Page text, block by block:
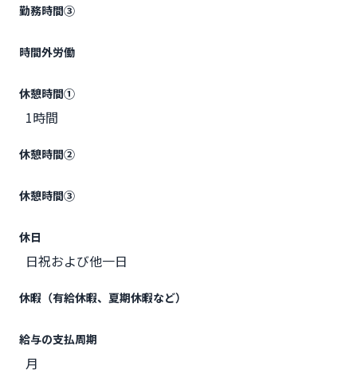
勤務時間③
時間外労働
休憩時間①
1時間
休憩時間②
休憩時間③
休日
日祝および他一日
休暇（有給休暇、夏期休暇など）
給与の支払周期
月